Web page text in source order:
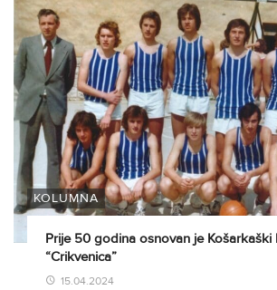
KOLUMNA
Prije 50 godina osnovan je Košarkaški
“Crikvenica”
15.04.2024